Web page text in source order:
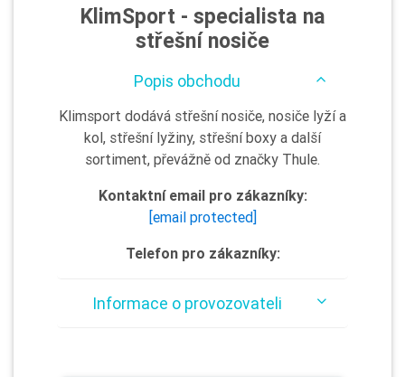
KlimSport - specialista na
střešní nosiče
Popis obchodu
Klimsport dodává střešní nosiče, nosiče lyží a
kol, střešní lyžiny, střešní boxy a další
sortiment, převážně od značky Thule.
Kontaktní email pro zákazníky:
[email protected]
Telefon pro zákazníky:
Informace o provozovateli